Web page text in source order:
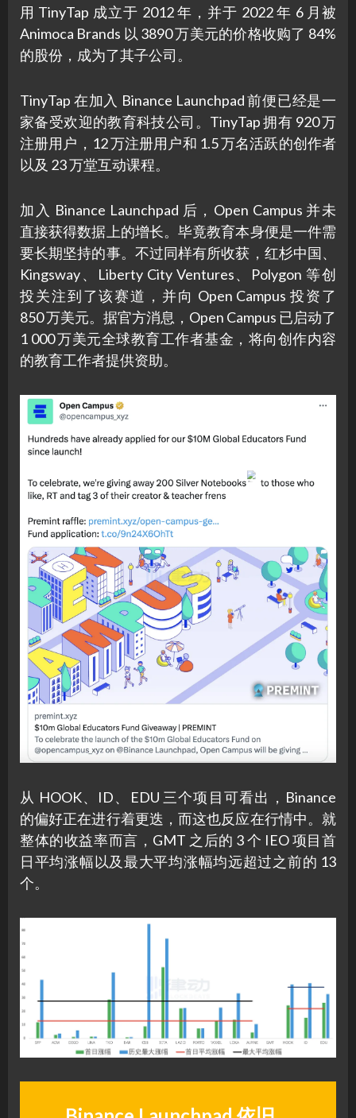
用 TinyTap 成立于 2012 年，并于 2022 年 6 月被
Animoca Brands 以 3890 万美元的价格收购了 84%
的股份，成为了其子公司。
TinyTap 在加入 Binance Launchpad 前便已经是一
家备受欢迎的教育科技公司。TinyTap 拥有 920 万
注册用户，12 万注册用户和 1.5 万名活跃的创作者
以及 23 万堂互动课程。
加入 Binance Launchpad 后，Open Campus 并未
直接获得数据上的增长。毕竟教育本身便是一件需
要长期坚持的事。不过同样有所收获，红杉中国、
Kingsway、Liberty City Ventures、Polygon 等创
投关注到了该赛道，并向 Open Campus 投资了
850 万美元。据官方消息，Open Campus 已启动了
1 000 万美元全球教育工作者基金，将向创作内容
的教育工作者提供资助。
从 HOOK、ID、EDU 三个项目可看出，Binance
的偏好正在进行着更迭，而这也反应在行情中。就
整体的收益率而言，GMT 之后的 3 个 IEO 项目首
日平均涨幅以及最大平均涨幅均远超过之前的 13
个。